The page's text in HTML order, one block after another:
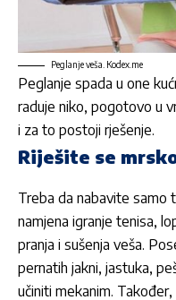
Peglanje veša. Kodex.me
Peglanje spada u one
raduje niko, pogotovo u
i za to postoji rješenje.
Riješite se
Treba da nabavite samo
namjena igranje tenisa,
pranja i sušenja veša.
pernatih jakni, jastuka,
učiniti mekanim.